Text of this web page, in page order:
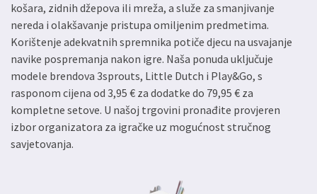
košara, zidnih džepova ili mreža, a služe za smanjivanje
nereda i olakšavanje pristupa omiljenim predmetima.
Korištenje adekvatnih spremnika potiče djecu na usvajanje
navike pospremanja nakon igre. Naša ponuda uključuje
modele brendova 3sprouts, Little Dutch i Play&Go, s
rasponom cijena od 3,95 € za dodatke do 79,95 € za
kompletne setove. U našoj trgovini pronađite provjeren
izbor organizatora za igračke uz mogućnost stručnog
savjetovanja.